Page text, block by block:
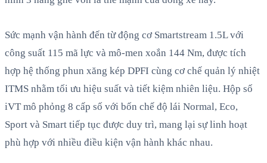
Sức mạnh vận hành đến từ động cơ Smartstream 1.5L với
công suất 115 mã lực và mô-men xoắn 144 Nm, được tích
hợp hệ thống phun xăng kép DPFI cùng cơ chế quản lý nhiệt
ITMS nhằm tối ưu hiệu suất và tiết kiệm nhiên liệu. Hộp số
iVT mô phỏng 8 cấp số với bốn chế độ lái Normal, Eco,
Sport và Smart tiếp tục được duy trì, mang lại sự linh hoạt
phù hợp với nhiều điều kiện vận hành khác nhau.